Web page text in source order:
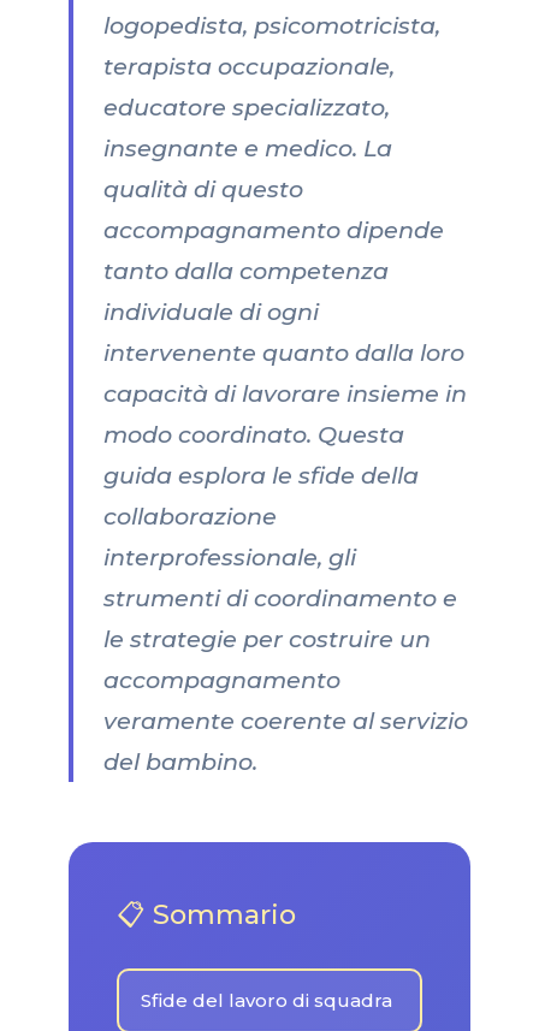
logopedista, psicomotricista,
terapista occupazionale,
educatore specializzato,
insegnante e medico. La
qualità di questo
accompagnamento dipende
tanto dalla competenza
individuale di ogni
intervenente quanto dalla loro
capacità di lavorare insieme in
modo coordinato. Questa
guida esplora le sfide della
collaborazione
interprofessionale, gli
strumenti di coordinamento e
le strategie per costruire un
accompagnamento
veramente coerente al servizio
del bambino.
📋 Sommario
Sfide del lavoro di squadra